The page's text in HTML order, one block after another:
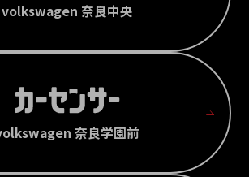
volkswagen 奈良中央
奈良学園前